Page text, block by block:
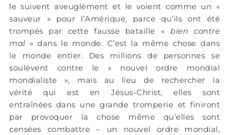
le suivent aveuglément et le voient comme un «
sauveur » pour l’Amérique, parce qu’ils ont été
trompés par cette fausse bataille « bien contre
mal » dans le monde. C’est la même chose dans
le monde entier. Des millions de personnes se
soulèvent contre le « nouvel ordre mondial
mondialiste », mais au lieu de rechercher la
vérité qui est en Jésus-Christ, elles sont
entraînées dans une grande tromperie et finiront
par provoquer la chose même qu’elles sont
censées combattre – un nouvel ordre mondial,